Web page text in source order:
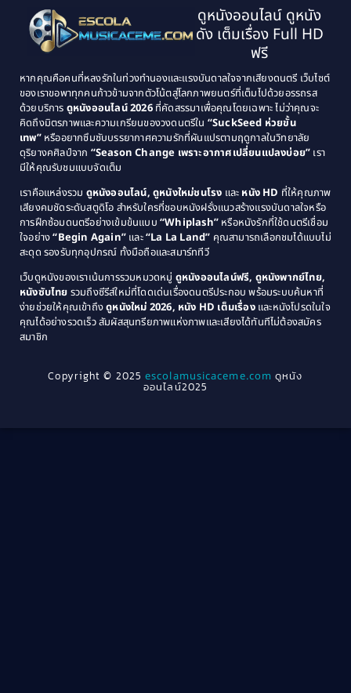
(134)
Classic หนังคลาสสิก(21)
Classic หนังคลาสสิก(25)
Comedy ตลก(46)
Comedy ตลก(515)
Coming of Age ก้าวพ้นวัย(1)
Coming-of-Age(3)
Community(1)
Crime อาชญากรรม(78)
Cult Film(4)
1995
1994
1993
1992
1989
1988
1987
1986
1985
1984
1983
1982
1979
1978
1976
1975
1974
1971
1970
1969
1968
1964
1963
1940
ดูหนังออนไลน์ ดูหนัง
ดัง เต็มเรื่อง Full HD
ฟรี
หากคุณคือคนที่หลงรักในท่วงทำนองและแรงบันดาลใจจากเสียงดนตรี เว็บไซต์
ของเราขอพาทุกคนก้าวข้ามจากตัวโน้ตสู่โลกภาพยนตร์ที่เต็มไปด้วยอรรถรส
ด้วยบริการ ดูหนังออนไลน์ 2026ที่คัดสรรมาเพื่อคุณโดยเฉพาะ ไม่ว่าคุณจะ
คิดถึงมิตรภาพและความเกรียนของวงดนตรีใน “SuckSeed ห่วยขั้น
เทพ”หรืออยากซึมซับบรรยากาศความรักที่ผันแปรตามฤดูกาลในวิทยาลัย
ดุริยางคศิลป์จาก “Season Change เพราะอากาศเปลี่ยนแปลงบ่อย” เรา
มีให้คุณรับชมแบบจัดเต็ม
เราคือแหล่งรวม ดูหนังออนไลน์, ดูหนังใหม่ชนโรง และ หนัง HD ที่ให้คุณภาพ
เสียงคมชัดระดับสตูดิโอ สำหรับใครที่ชอบหนังฝรั่งแนวสร้างแรงบันดาลใจหรือ
การฝึกซ้อมดนตรีอย่างเข้มข้นแบบ “Whiplash” หรือหนังรักที่ใช้ดนตรีเชื่อม
ใจอย่าง“Begin Again” และ“La La Land” คุณสามารถเลือกชมได้แบบไม่
สะดุด รองรับทุกอุปกรณ์ ทั้งมือถือและสมาร์ททีวี
เว็บดูหนังของเราเน้นการรวมหมวดหมู่ ดูหนังออนไลน์ฟรี, ดูหนังพากย์ไทย,
หนังซับไทย รวมถึงซีรีส์ใหม่ที่โดดเด่นเรื่องดนตรีประกอบ พร้อมระบบค้นหาที่
ง่ายช่วยให้คุณเข้าถึงดูหนังใหม่ 2026, หนัง HD เต็มเรื่องและหนังโปรดในใจ
คุณได้อย่างรวดเร็ว สัมผัสสุนทรียภาพแห่งภาพและเสียงได้ทันทีไม่ต้องสมัคร
สมาชิก
Copyright © 2025escolamusicaceme.com ดูหนัง
ออนไลน์2025